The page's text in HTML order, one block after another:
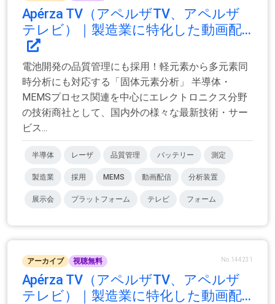
Apérza TV（アペルザTV、アペルザ
テレビ）｜製造業に特化した動画配...
電池開発の品質管理にも採用！軽元素から多元素同
時分析にも対応する「固体元素分析」 半導体・
MEMSプロセス関連を中心にエレクトロニクス分野
の技術商社として、国内外の様々な最新技術・サー
ビス...
半導体 レーザ 品質管理 バッテリー 測定
製造業 採用 MEMS 動画配信 分析装置
展示会 プラットフォーム テレビ フォーム
アーカイブ 視聴無料 No.144231
Apérza TV（アペルザTV、アペルザ
テレビ）｜製造業に特化した動画配...